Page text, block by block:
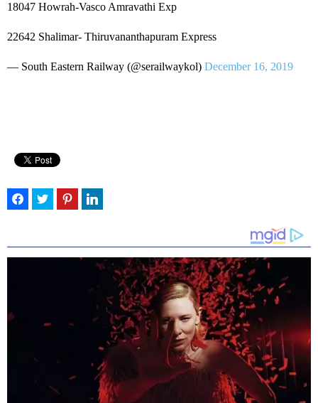
18047 Howrah-Vasco Amravathi Exp
22642 Shalimar- Thiruvananthapuram Express
— South Eastern Railway (@serailwaykol) December 16, 2019